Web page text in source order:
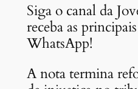
Siga o canal da
receba as
WhatsApp!
A nota termina